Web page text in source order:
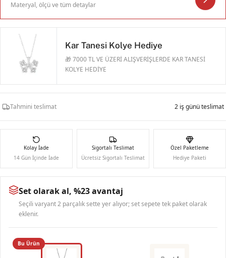
Materyal, ölçü ve tüm detaylar
Kar Tanesi Kolye Hediye
🎁 7000 TL VE ÜZERİ ALIŞVERİŞLERDE KAR TANESİ
KOLYE HEDİYE
Tahmini teslimat 2 iş günü teslimat
Kolay İade
14 Gün İçinde İade
Sigortalı Teslimat
Ücretsiz Sigortalı Teslimat
Özel Paketleme
Hediye Paketi
Set olarak al, %23 avantaj
Seçili varyant 2 parçalık sette yer alıyor; set sepete tek paket olarak
eklenir.
Bu Ürün